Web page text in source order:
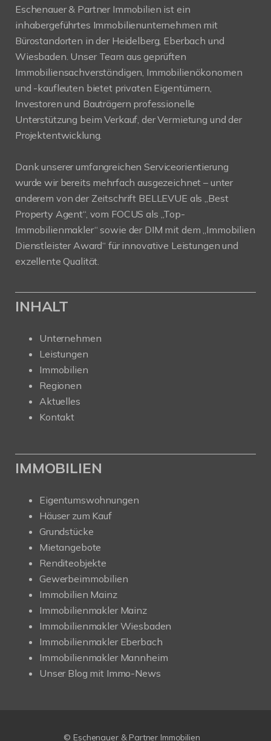
Eschenauer & Partner Immobilien ist ein
inhabergeführtes Immobilienunternehmen mit
Bürostandorten in der Heidelberg, Eberbach und
Wiesbaden. Unser Team aus geprüften
Immobiliensachverständigen, Immobilienökonomen
und -kaufleuten bietet privaten Eigentümern,
Investoren und Bauträgern professionelle
Unterstützung beim Verkauf, der Vermietung und der
Projektentwicklung.
Dank unserer umfangreichen Serviceorientierung
wurde wir bereits mehrfach ausgezeichnet – unter
anderem von der Zeitschrift BELLEVUE als „Best
Property Agent“, vom FOCUS als „Top-
Immobilienmakler“ sowie der DIM mit dem „Immobilien
Dienstleister Award“ für innovative Leistungen und
exzellente Qualität.
INHALT
Unternehmen
Leistungen
Immobilien
Regionen
Aktuelles
Kontakt
IMMOBILIEN
Eigentumswohnungen
Häuser zum Kauf
Grundstücke
Mietangebote
Renditeobjekte
Gewerbeimmobilien
Immobilien Mainz
Immobilienmakler Mainz
Immobilienmakler Wiesbaden
Immobilienmakler Eberbach
Immobilienmakler Mannheim
Unser Blog mit Immo-News
© Eschenauer & Partner Immobilien